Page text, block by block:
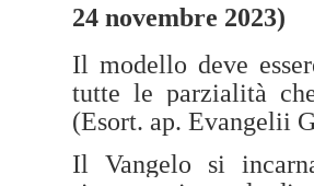
24 novembre 2023)
Il modello deve
tutte le parzialità
(Esort. ap. Evangelii
Il Vangelo si